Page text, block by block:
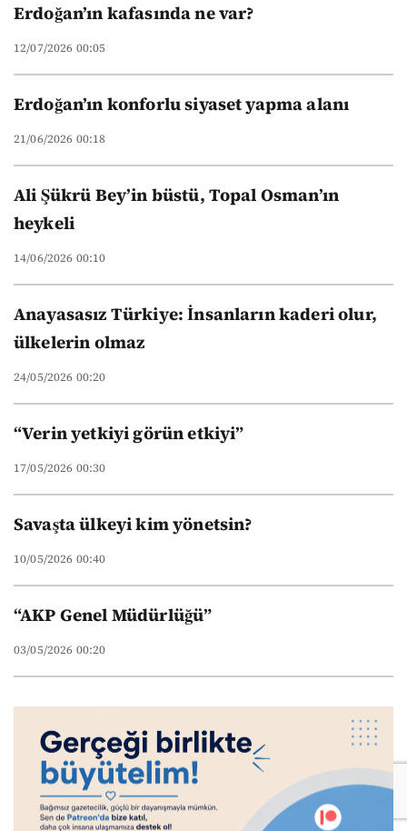
Erdoğan’ın kafasında ne var?
12/07/2026 00:05
Erdoğan’ın konforlu siyaset yapma alanı
21/06/2026 00:18
Ali Şükrü Bey’in büstü, Topal Osman’ın
heykeli
14/06/2026 00:10
Anayasasız Türkiye: İnsanların kaderi olur,
ülkelerin olmaz
24/05/2026 00:20
“Verin yetkiyi görün etkiyi”
17/05/2026 00:30
Savaşta ülkeyi kim yönetsin?
10/05/2026 00:40
“AKP Genel Müdürlüğü”
03/05/2026 00:20